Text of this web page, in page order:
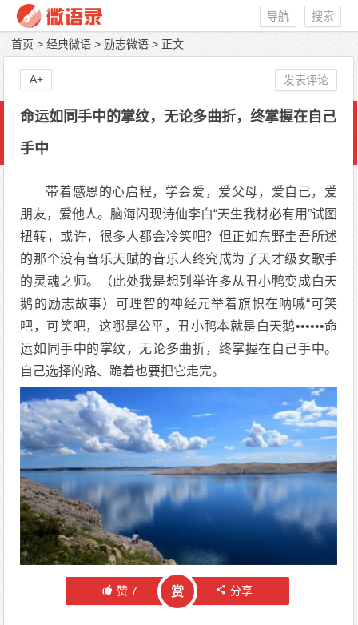
搜索
导航
首页 >经典微语 > 励志微语 > 正文
命运如同手中的掌纹，无论多曲折，终掌握在自己
手中
带着感恩的心启程，学会爱，爱父母，爱自己，爱
朋友，爱他人。脑海闪现诗仙李白“天生我材必有用”试图
扭转，或许，很多人都会冷笑吧？但正如东野圭吾所述
的那个没有音乐天赋的音乐人终究成为了天才级女歌手
的灵魂之师。（此处我是想列举许多从丑小鸭变成白天
鹅的励志故事）可理智的神经元举着旗帜在呐喊“可笑
吧，可笑吧，这哪是公平，丑小鸭本就是白天鹅••••••命
运如同手中的掌纹，无论多曲折，终掌握在自己手中。
自己选择的路、跪着也要把它走完。
赞7 赏 分享
发表评论
A+